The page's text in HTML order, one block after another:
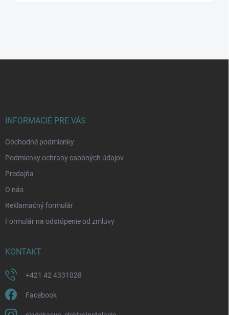
INFORMÁCIE PRE VÁS
Obchodné podmienky
Podmienky ochrany osobných údajov
Predajňa
O nás
Reklamačný formulár
Formulár na odstúpenie od zmluvy
KONTAKT
+421 42 4331028
Facebook